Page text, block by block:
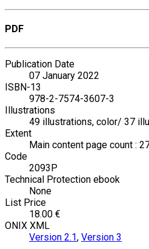
PDF
Publication Date
07 January 2022
ISBN-13
978-2-7574-3607-3
Illustrations
49 illustrations, color/ 37
Extent
Main content page count :
Code
2093P
Technical Protection ebook
None
List Price
18.00 €
ONIX XML
Version 2.1, Version 3